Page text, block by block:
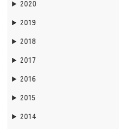
2020
2019
2018
2017
2016
2015
2014